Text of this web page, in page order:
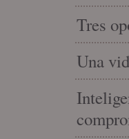
Tres
Una